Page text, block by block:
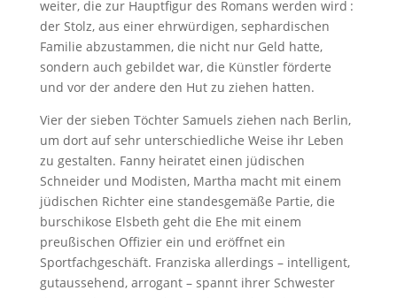
weiter, die zur Hauptfigur des Romans werden wird :
der Stolz, aus einer ehrwürdigen, sephardischen
Familie abzustammen, die nicht nur Geld hatte,
sondern auch gebildet war, die Künstler förderte
und vor der andere den Hut zu ziehen hatten.
Vier der sieben Töchter Samuels ziehen nach Berlin,
um dort auf sehr unterschiedliche Weise ihr Leben
zu gestalten. Fanny heiratet einen jüdischen
Schneider und Modisten, Martha macht mit einem
jüdischen Richter eine standesgemäße Partie, die
burschikose Elsbeth geht die Ehe mit einem
preußischen Offizier ein und eröffnet ein
Sportfachgeschäft. Franziska allerdings – intelligent,
gutaussehend, arrogant – spannt ihrer Schwester